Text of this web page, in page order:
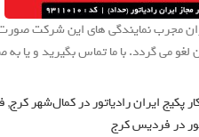
مجرب نمایندگی های این شرکت
می گردد. با ما تماس بگیرید و یا به
پکیج ایران رادیاتور در کمال‌شهر کرج,
در فردیس کرج